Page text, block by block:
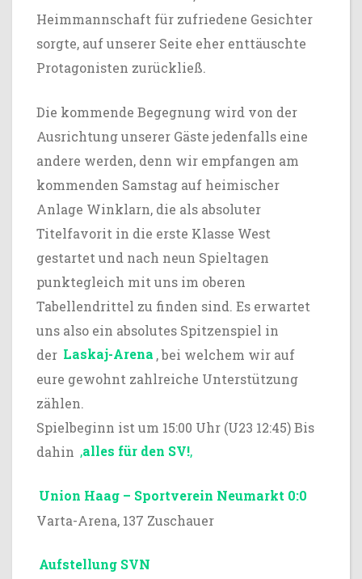
Heimmannschaft für zufriedene Gesichter
sorgte, auf unserer Seite eher enttäuschte
Protagonisten zurückließ.
Die kommende Begegnung wird von der
Ausrichtung unserer Gäste jedenfalls eine
andere werden, denn wir empfangen am
kommenden Samstag auf heimischer
Anlage Winklarn, die als absoluter
Titelfavorit in die erste Klasse West
gestartet und nach neun Spieltagen
punktegleich mit uns im oberen
Tabellendrittel zu finden sind. Es erwartet
uns also ein absolutes Spitzenspiel in
der Laskaj-Arena , bei welchem wir auf
eure gewohnt zahlreiche Unterstützung
zählen.
Spielbeginn ist um 15:00 Uhr (U23 12:45) Bis
dahin ,alles für den SV!‚
Union Haag – Sportverein Neumarkt 0:0
Varta-Arena, 137 Zuschauer
Aufstellung SVN